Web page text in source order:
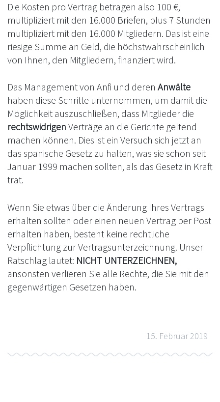
Die Kosten pro Vertrag betragen also 100 €,
multipliziert mit den 16.000 Briefen, plus 7 Stunden
multipliziert mit den 16.000 Mitgliedern. Das ist eine
riesige Summe an Geld, die höchstwahrscheinlich
von Ihnen, den Mitgliedern, finanziert wird.
Das Management von Anfi und deren Anwälte
haben diese Schritte unternommen, um damit die
Möglichkeit auszuschließen, dass Mitglieder die
rechtswidrigen Verträge an die Gerichte geltend
machen können. Dies ist ein Versuch sich jetzt an
das spanische Gesetz zu halten, was sie schon seit
Januar 1999 machen sollten, als das Gesetz in Kraft
trat.
Wenn Sie etwas über die Änderung Ihres Vertrags
erhalten sollten oder einen neuen Vertrag per Post
erhalten haben, besteht keine rechtliche
Verpflichtung zur Vertragsunterzeichnung. Unser
Ratschlag lautet: NICHT UNTERZEICHNEN,
ansonsten verlieren Sie alle Rechte, die Sie mit den
gegenwärtigen Gesetzen haben.
15. Februar 2019